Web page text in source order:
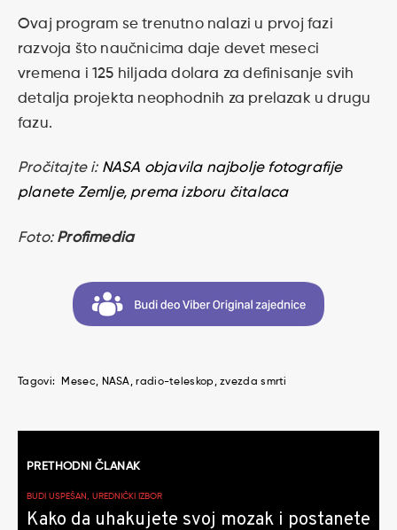
Ovaj program se trenutno nalazi u prvoj fazi
razvoja što naučnicima daje devet meseci
vremena i 125 hiljada dolara za definisanje svih
detalja projekta neophodnih za prelazak u drugu
fazu.
Pročitajte i: NASA objavila najbolje fotografije
planete Zemlje, prema izboru čitalaca
Foto: Profimedia
Tagovi: Mesec NASA radio-teleskop zvezda smrti
članaka
PRETHODNI ČLANAK
BUDI USPEŠAN, UREDNIČKI IZBOR
Kako da uhakujete svoj mozak i postanete